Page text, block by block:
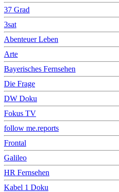
37 Grad
3sat
Abenteuer Leben
Arte
Bayerisches Fernsehen
Die Frage
DW Doku
Fokus TV
follow me.reports
Frontal
Galileo
HR Fernsehen
Kabel 1 Doku